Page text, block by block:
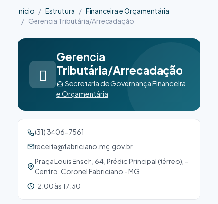
Início Estrutura
Financeira e Orçamentária
Gerencia Tributária/Arrecadação
Gerencia
Tributária/Arrecadação
Secretaria de Governança Financeira
e Orçamentária
(31) 3406-7561
receita@fabriciano.mg.gov.br
Praça Louis Ensch, 64, Prédio Principal (térreo), –
Centro, Coronel Fabriciano - MG
12:00 às 17:30